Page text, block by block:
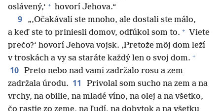
oslávený,‘ + hovorí Jehova.“
9
„‚Očakávali ste mnoho, ale dostali ste málo,
a keď ste to priniesli domov, odfúkol som to. + Viete
prečo?‘ hovorí Jehova vojsk. ‚Pretože môj dom leží
v troskách a vy sa staráte každý len o svoj dom. +
10 Preto nebo nad vami zadržalo rosu a zem
zadržala úrodu. 11
Privolal som sucho na zem a na
vrchy, na obilie, na mladé víno, na olej a na všetko,